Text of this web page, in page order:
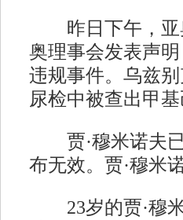
昨日下午，亚
奥理事会发表声
违规事件。乌兹
尿检中被查出甲基
贾·穆米诺夫已
布无效。贾·穆米
23岁的贾·穆米